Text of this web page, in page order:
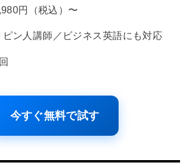
円（税込）〜
ン人講師／ビジネス英語にも対応
今すぐ無料で試す